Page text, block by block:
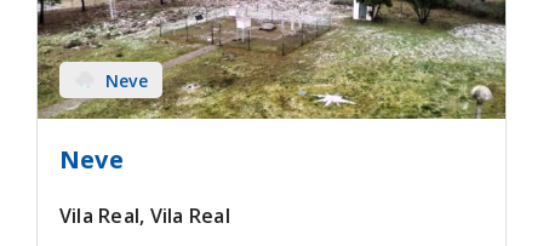
Neve
Neve
Vila Real, Vila Real